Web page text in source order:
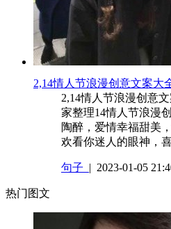
​2,14情人节浪漫创意文案大
2,14情人节浪漫创意
家整理14情人节浪漫
陶醉，爱情幸福甜美
欢看你迷人的眼神，
句子 | 2023-01-05
热门图文